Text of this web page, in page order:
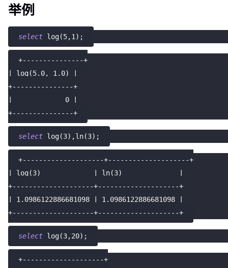
举例
select log(5,1 ) ;
+---------------+
| log(5.0, 1.0) |
+---------------+
|             0 |
+---------------+
select log(3) ,ln(3) ;
+--------------------+--------------------+
| log(3)             | ln(3)              |
+--------------------+--------------------+
| 1.0986122886681098 | 1.0986122886681098 |
+--------------------+--------------------+
select log(3,20) ;
+--------------------+